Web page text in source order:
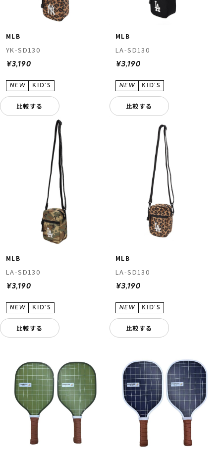
MLB
YK-SD130
¥3,190
比較する
MLB
LA-SD130
¥3,190
比較する
MLB
LA-SD130
¥3,190
比較する
MLB
LA-SD130
¥3,190
比較する